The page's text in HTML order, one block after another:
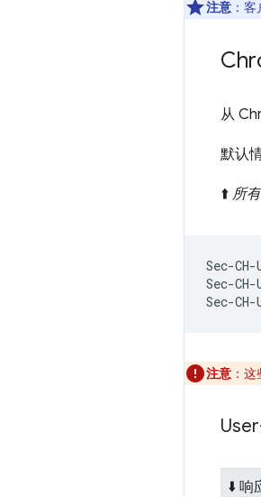
注意 ：
从
默认
⬆️ 所
Sec-
Sec-
注意 ：
⬇️ 响